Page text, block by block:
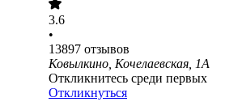
3.6
•
13897 отзывов
Ковылкино, Кочелаевская, 1А
Откликнитесь среди первых
Откликнуться